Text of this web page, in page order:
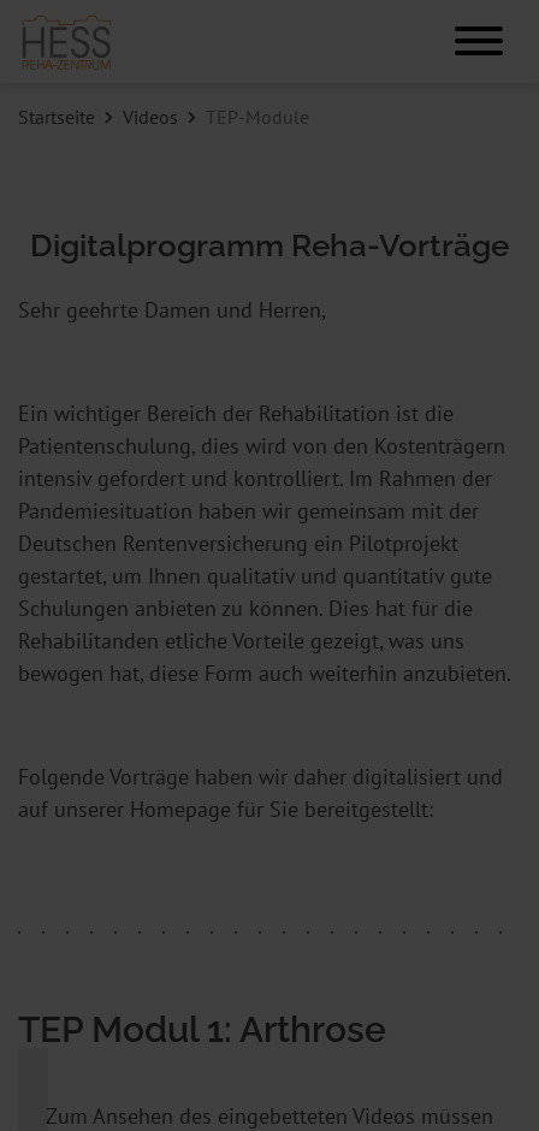
Startseite Videos TEP-Module
Digitalprogramm Reha-Vorträge
Sehr geehrte Damen und Herren,
Ein wichtiger Bereich der Rehabilitation ist die
Patientenschulung, dies wird von den Kostenträgern
intensiv gefordert und kontrolliert. Im Rahmen der
Pandemiesituation haben wir gemeinsam mit der
Deutschen Rentenversicherung ein Pilotprojekt
gestartet, um Ihnen qualitativ und quantitativ gute
Schulungen anbieten zu können. Dies hat für die
Rehabilitanden etliche Vorteile gezeigt, was uns
bewogen hat, diese Form auch weiterhin anzubieten.
Folgende Vorträge haben wir daher digitalisiert und
auf unserer Homepage für Sie bereitgestellt:
TEP Modul 1: Arthrose
Zum Ansehen des eingebetteten Videos müssen